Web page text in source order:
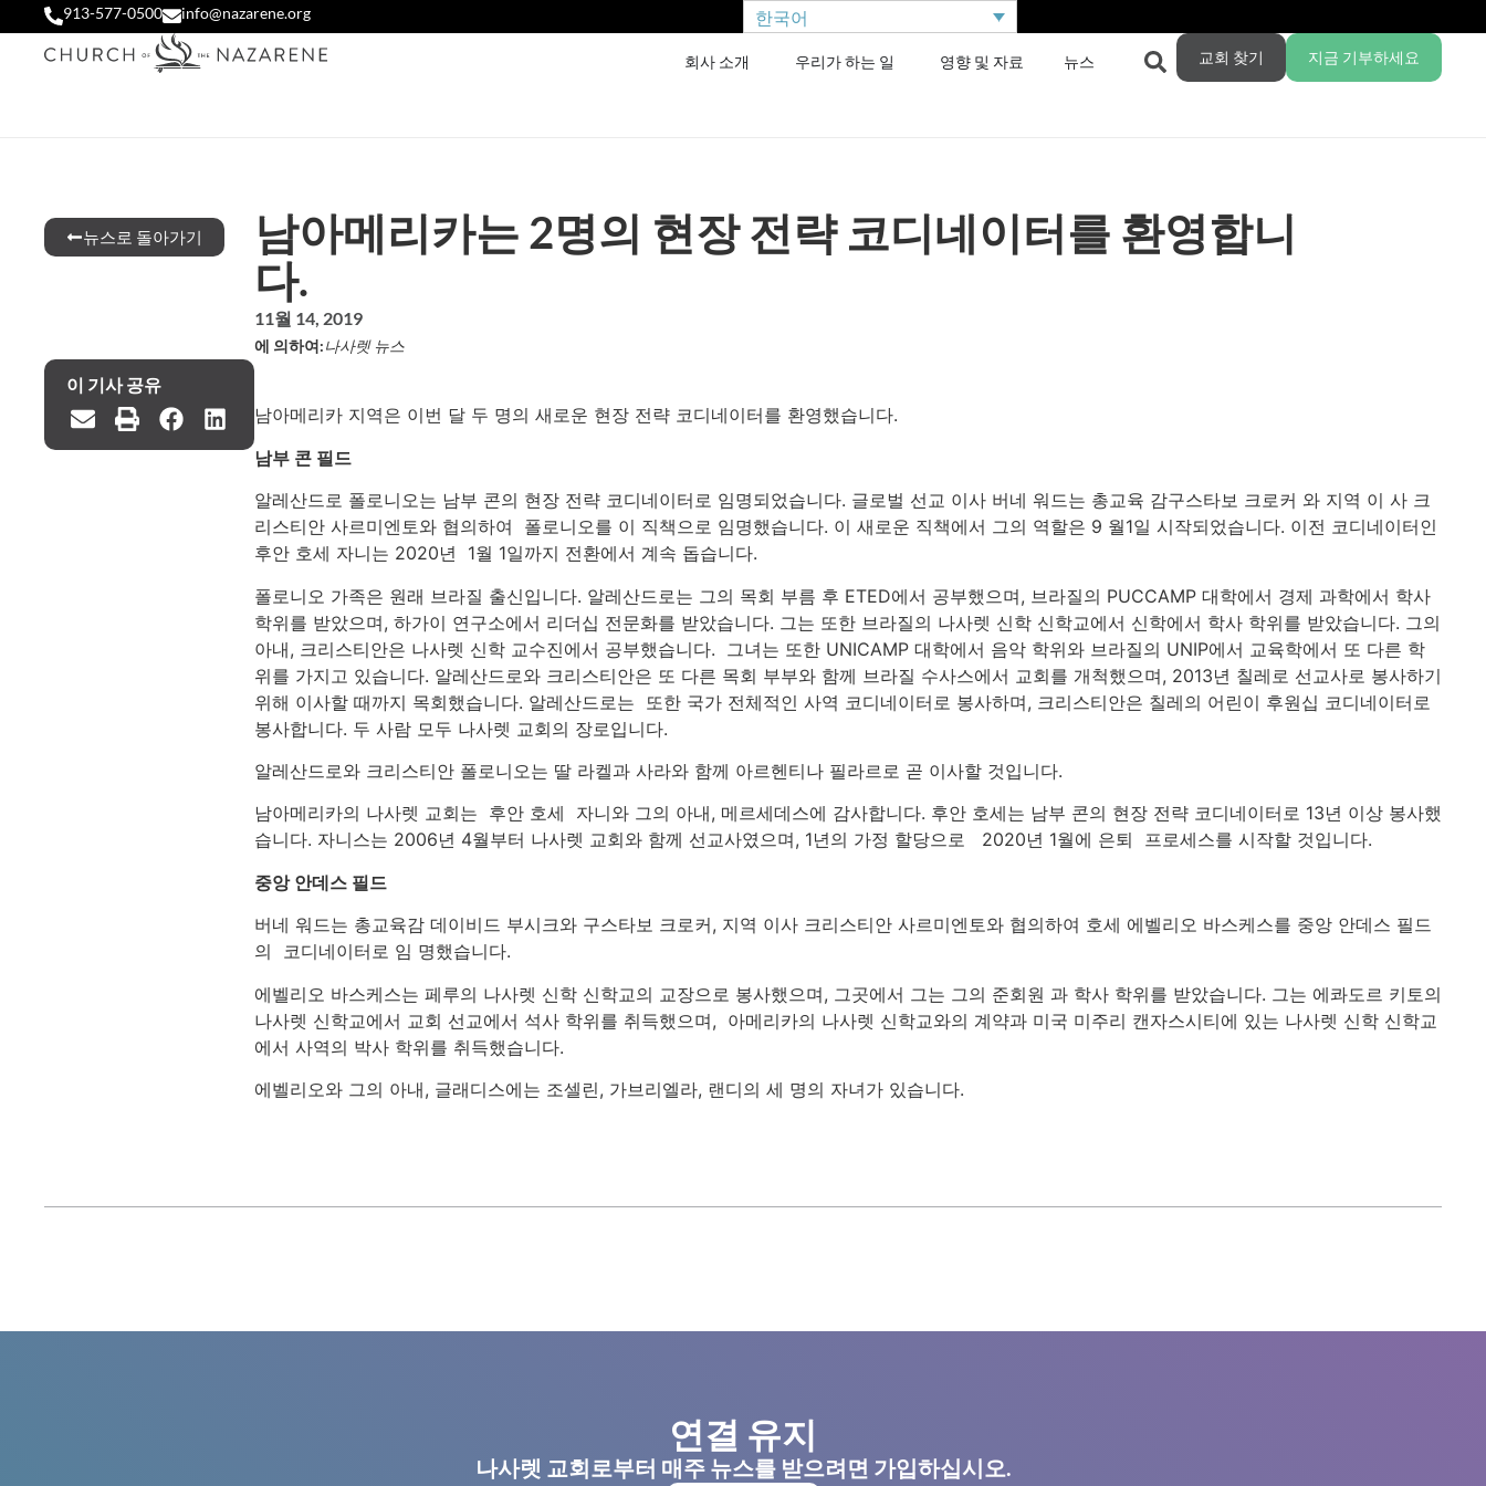
913-577-0500 info@nazarene.org 한국어
회사 소개 우리가 하는 일 영향 및 자료 뉴스 교회 찾기 지금 기부하세요
뉴스로 돌아가기
남아메리카는 2명의 현장 전략 코디네이터를 환영합니
다.
11월 14, 2019
에 의하여:나사렛 뉴스
이 기사 공유
남아메리카 지역은 이번 달 두 명의 새로운 현장 전략 코디네이터를 환영했습니다.
남부 콘 필드
알레산드로 폴로니오는 남부 콘의 현장 전략 코디네이터로 임명되었습니다. 글로벌 선교 이사 버네 워드는 총교육 감구스타보 크로커 와 지역 이 사 크
리스티안 사르미엔토와 협의하여 폴로니오를 이 직책으로 임명했습니다. 이 새로운 직책에서 그의 역할은 9 월1일 시작되었습니다. 이전 코디네이터인
후안 호세 자니는 2020년 1월 1일까지 전환에서 계속 돕습니다.
폴로니오 가족은 원래 브라질 출신입니다. 알레산드로는 그의 목회 부름 후 ETED에서 공부했으며, 브라질의 PUCCAMP 대학에서 경제 과학에서 학사
학위를 받았으며, 하가이 연구소에서 리더십 전문화를 받았습니다. 그는 또한 브라질의 나사렛 신학 신학교에서 신학에서 학사 학위를 받았습니다. 그의
아내, 크리스티안은 나사렛 신학 교수진에서 공부했습니다. 그녀는 또한 UNICAMP 대학에서 음악 학위와 브라질의 UNIP에서 교육학에서 또 다른 학
위를 가지고 있습니다. 알레산드로와 크리스티안은 또 다른 목회 부부와 함께 브라질 수사스에서 교회를 개척했으며, 2013년 칠레로 선교사로 봉사하기
위해 이사할 때까지 목회했습니다. 알레산드로는 또한 국가 전체적인 사역 코디네이터로 봉사하며, 크리스티안은 칠레의 어린이 후원십 코디네이터로
봉사합니다. 두 사람 모두 나사렛 교회의 장로입니다.
알레산드로와 크리스티안 폴로니오는 딸 라켈과 사라와 함께 아르헨티나 필라르로 곧 이사할 것입니다.
남아메리카의 나사렛 교회는 후안 호세 자니와 그의 아내, 메르세데스에 감사합니다. 후안 호세는 남부 콘의 현장 전략 코디네이터로 13년 이상 봉사했
습니다. 자니스는 2006년 4월부터 나사렛 교회와 함께 선교사였으며, 1년의 가정 할당으로 2020년 1월에 은퇴 프로세스를 시작할 것입니다.
중앙 안데스 필드
버네 워드는 총교육감 데이비드 부시크와 구스타보 크로커, 지역 이사 크리스티안 사르미엔토와 협의하여 호세 에벨리오 바스케스를 중앙 안데스 필드
의 코디네이터로 임 명했습니다.
에벨리오 바스케스는 페루의 나사렛 신학 신학교의 교장으로 봉사했으며, 그곳에서 그는 그의 준회원 과 학사 학위를 받았습니다. 그는 에콰도르 키토의
나사렛 신학교에서 교회 선교에서 석사 학위를 취득했으며, 아메리카의 나사렛 신학교와의 계약과 미국 미주리 캔자스시티에 있는 나사렛 신학 신학교
에서 사역의 박사 학위를 취득했습니다.
에벨리오와 그의 아내, 글래디스에는 조셀린, 가브리엘라, 랜디의 세 명의 자녀가 있습니다.
연결 유지
나사렛 교회로부터 매주 뉴스를 받으려면 가입하십시오.